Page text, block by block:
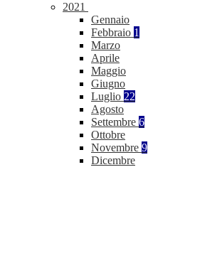
2021
Gennaio
Febbraio 1
Marzo
Aprile
Maggio
Giugno
Luglio 22
Agosto
Settembre 6
Ottobre
Novembre 9
Dicembre